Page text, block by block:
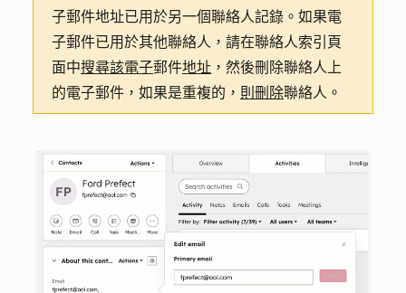
子郵件地址已用於另一個聯絡人記錄。如果電
子郵件已用於其他聯絡人，請在聯絡人索引頁
面中搜尋該電子郵件地址 ，然後刪除聯絡人上
的電子郵件，如果是重複的， 則刪除聯絡人。